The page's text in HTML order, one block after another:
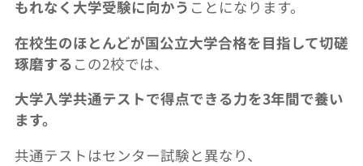
もれなく大学受験に向かう ことになります。
在校生のほとんどが国公立大学合格を目指して切磋
琢磨する この2校では、
大学入学共通テストで得点できる力を3年間で養い
ます。
共通テストはセンター試験と異なり、